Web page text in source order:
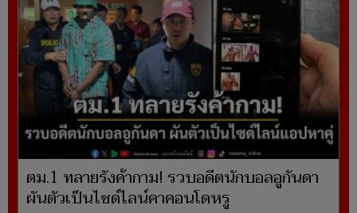
ตม.1 ทลายรังค้ากาม! รวบอดีตนักบอลอูกันดา
ผันตัวเป็นไซด์ไลน์คาคอนโดหรู